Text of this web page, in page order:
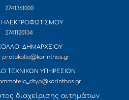
2741361000
ΗΛΕΚΤΡΟΦΩΤΙΣΜΟΥ
2741120134
ΔΗΜΑΡΧΕΙΟΥ
| protokollo@korinthos.gr
ΤΕΧΝΙΚΩΝ ΥΠΗΡΕΣΙΩΝ
διαχείρισης αιτημάτων